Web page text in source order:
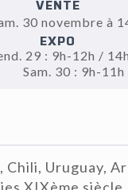
VENTE
30 novembre à
EXPO
29 : 9h-12h /
Sam. 30 : 9h-11h
Chili, Uruguay,